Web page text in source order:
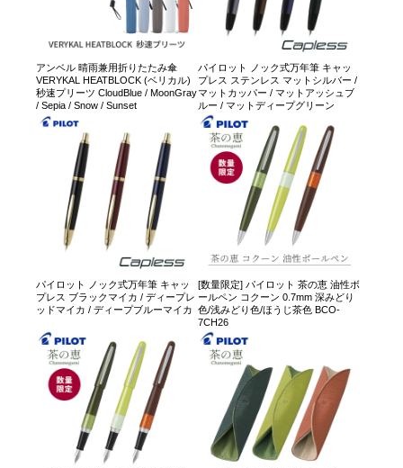
アンベル 晴雨兼用折りたたみ傘
VERYKAL HEATBLOCK (ベリカル)
秒速プリーツ CloudBlue / MoonGray
/ Sepia / Snow / Sunset
パイロット ノック式万年筆 キャッ
プレス ステンレス マットシルバー /
マットカッパー / マットアッシュブ
ルー / マットディープグリーン
パイロット ノック式万年筆 キャッ
プレス ブラックマイカ / ディープレ
ッドマイカ / ディープブルーマイカ
[数量限定] パイロット 茶の恵 油性ボ
ールペン コクーン 0.7mm 深みどり
色/浅みどり色/ほうじ茶色 BCO-
7CH26